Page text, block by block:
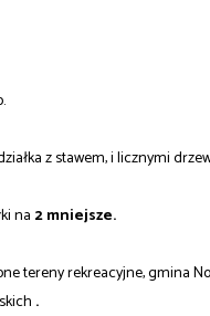
z stawem, i licznymi
na 2 mniejsze.
tereny rekreacyjne, gmina
.